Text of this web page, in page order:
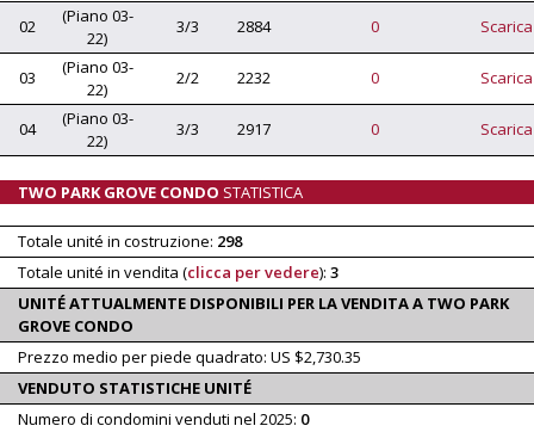
02
(Piano 03-
22)
3/3 2884 0 Scarica
03
(Piano 03-
22)
2/2 2232 0 Scarica
04
(Piano 03-
22)
3/3 2917 0 Scarica
TWO PARK GROVE CONDO STATISTICA
Totale unité in costruzione: 298
Totale unité in vendita (clicca per vedere): 3
UNITÉ ATTUALMENTE DISPONIBILI PER LA VENDITA A TWO PARK
GROVE CONDO
Prezzo medio per piede quadrato: US $2,730.35
VENDUTO STATISTICHE UNITÉ
Numero di condomini venduti nel 2025: 0